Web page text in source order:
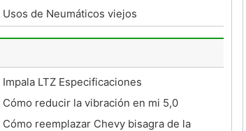
un Ford Explorer 1994
Usos de Neumáticos viejos
Impala LTZ Especificaciones
Cómo reducir la vibración en mi 5,0
Mustang
Cómo reemplazar Chevy bisagra de la